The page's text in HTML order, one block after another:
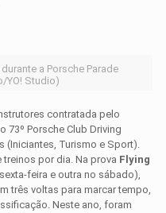
a Porsche Parade
YO! Studio)
contratada pelo
73º Porsche Club Driving
(Iniciantes, Turismo e Sport).
por dia. Na prova Flying
feira e outra no sábado),
três voltas para marcar tempo,
Neste ano, foram